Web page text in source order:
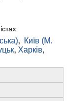
,
Київ (М.
, Харків,